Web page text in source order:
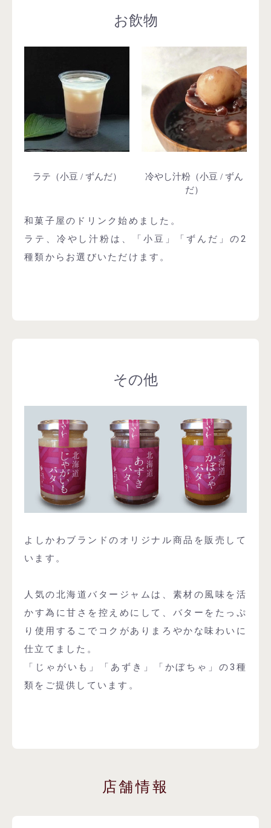
お飲物
ラテ（小豆 / ずんだ）
冷やし汁粉（小豆 / ずん
だ）
和菓子屋のドリンク始めました。
ラテ、冷やし汁粉は、「小豆」「ずんだ」の2
種類からお選びいただけます。
その他
よしかわブランドのオリジナル商品を販売して
います。
人気の北海道バタージャムは、素材の風味を活
かす為に甘さを控えめにして、バターをたっぷ
り使用するこでコクがありまろやかな味わいに
仕立てました。
「じゃがいも」「あずき」「かぼちゃ」の3種
類をご提供しています。
店舗情報